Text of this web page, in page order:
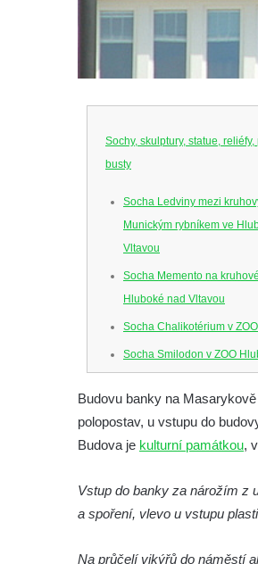
Sochy, skulptury, statue, reliéfy,
busty
Socha Ledviny mezi
Munickým rybníkem ve
Vltavou
Socha Memento na
Hluboké nad Vltavou
Socha Chalikotérium v
Socha Smilodon v ZOO
Socha Koroun bezzubý v
Socha Mamutí lebka v
Socha Mamut srstnatý v
Budovu banky na
polopostav, u vstupu do
Budova je kulturní památkou,
Vstup do banky za nárožím z
a spoření, vlevo u vstupu
Na průčelí vikýřů do náměstí